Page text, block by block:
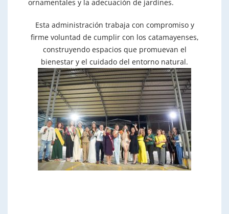
ornamentales y la adecuación de jardines.
Esta administración trabaja con compromiso y
firme voluntad de cumplir con los catamayenses,
construyendo espacios que promuevan el
bienestar y el cuidado del entorno natural.